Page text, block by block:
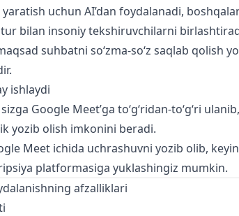
uchun AI’dan foydalanadi,
bilan insoniy tekshiruvchilarni
suhbatni so‘zma-so‘z saqlab qolish
ishlaydi
Google Meet’ga to‘g‘ridan-to‘g‘ri
yozib olish imkonini beradi.
Meet ichida uchrashuvni yozib olib,
platformasiga yuklashingiz mumkin.
afzalliklari